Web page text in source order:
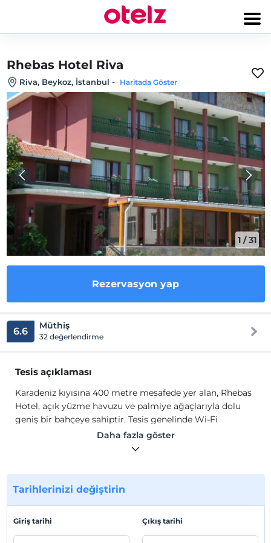
Rhebas Hotel Riva
Riva, Beykoz, İstanbul - Haritada Göster
1 /31
Rezervasyon yap
6.6 Müthiş
32 değerlendirme
Tesis açıklaması
Karadeniz kıyısına 400 metre mesafede yer alan, Rhebas
Hotel, açık yüzme havuzu ve palmiye ağaçlarıyla dolu
geniş bir bahçeye sahiptir. Tesis genelinde Wi-Fi
ücretsizdir. Odalarda uydu TV ve havuz ya da doğa
manzaralı balkon bulunmaktadır. Özel banyoda ücretsiz
mevcuttur. Otelin alakart restoranı, yaz aylarında havuz
bölgesinde açık havada, kış aylarında kapalı mekanda
Hotel, açık yüzme havuzu ve palmiye ağaçlarıyla dolu
geniş bir bahçeye sahiptir. Tesis genelinde Wi-Fi
Daha fazla göster
Tarihlerinizi değiştirin
Giriş tarihi Çıkış tarihi